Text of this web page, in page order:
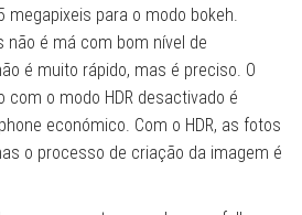
megapixeis para o modo bokeh.
não é má com bom nível de
é muito rápido, mas é preciso. O
o modo HDR desactivado é
económico. Com o HDR, as fotos
o processo de criação da imagem é